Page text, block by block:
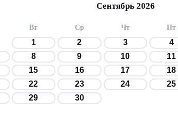
Сентябрь 2026
Вт Ср Чт Пт
1 2 3 4
8 9 10 11
15 16 17 18
22 23 24 25
29 30